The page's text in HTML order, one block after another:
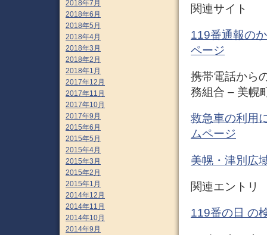
関連サイト
119番通報の
ページ
携帯電話から
務組合 – 美幌
救急車の利用
ムページ
美幌・津別広
関連エントリ
119番の日 の
2018年7月
2018年6月
2018年5月
2018年4月
2018年3月
2018年2月
2018年1月
2017年12月
2017年11月
2017年10月
2017年9月
2015年6月
2015年5月
2015年4月
2015年3月
2015年2月
2015年1月
2014年12月
2014年11月
2014年10月
2014年9月